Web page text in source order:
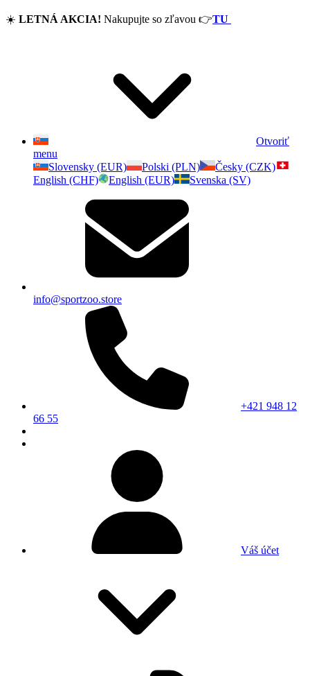
☀️ LETNÁ AKCIA! Nakupujte so zľavou 👉TU
Otvoriť
menu
Slovensky (EUR)
Polski (PLN)
Česky (CZK)
English (CHF)
English (EUR) Svenska (SV)
info@sportzoo.store
+421 948 12
66 55
Váš účet